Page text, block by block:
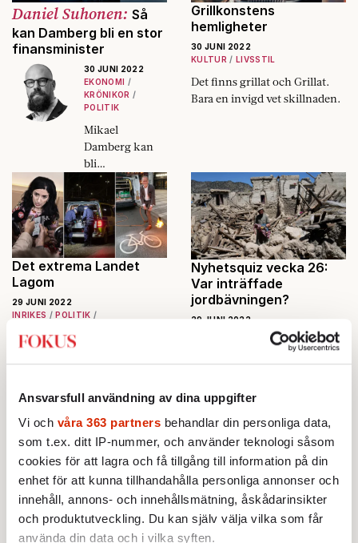
Ansvarsfull användning av dina uppgifter
Vi och våra 363 partners behandlar din personliga data,
som t.ex. ditt IP-nummer, och använder teknologi såsom
cookies för att lagra och få tillgång till information på din
enhet för att kunna tillhandahålla personliga annonser och
innehåll, annons- och innehållsmätning, åskådarinsikter
och produktutveckling. Du kan själv välja vilka som får
använda din data och i vilka syften.
semesterplaner.
Daniel Suhonen: Så
kan Damberg bli en stor
finansminister
30 JUNI 2022
EKONOMI
KRÖNIKOR
POLITIK
Mikael
Damberg kan
bli
finansministern
som höjer
kapitalskattern
a och befriar oss
från
sparpolitiken –
valet.
Grillkonstens
hemligheter
30 JUNI 2022
KULTUR
LIVSSTIL
Det finns grillat och Grillat.
Bara en invigd vet skillnaden.
Det extrema Landet
Lagom
29 JUNI 2022
INRIKES
POLITIK
Samhällsproblemen hopar sig.
Den svenska demokratin
grunden för problemen ligger
vår politiska kultur, där en
"mittpunkt" så lätt etableras
kring en bisarr
extremståndpunkt.
Nyhetsquiz vecka 26:
Var inträffade
jordbävningen?
29 JUNI 2022
En jordbävning i Afghanistan
inträffade den? Testa ditt
minne av nyhetsveckan som
gått!
Därför ”såg vi det inte
komma”
29 JUNI 2022
AKTUELLT
INRIKES POLITIK
Partiernas sommar:
Korvturné och
hemmafest